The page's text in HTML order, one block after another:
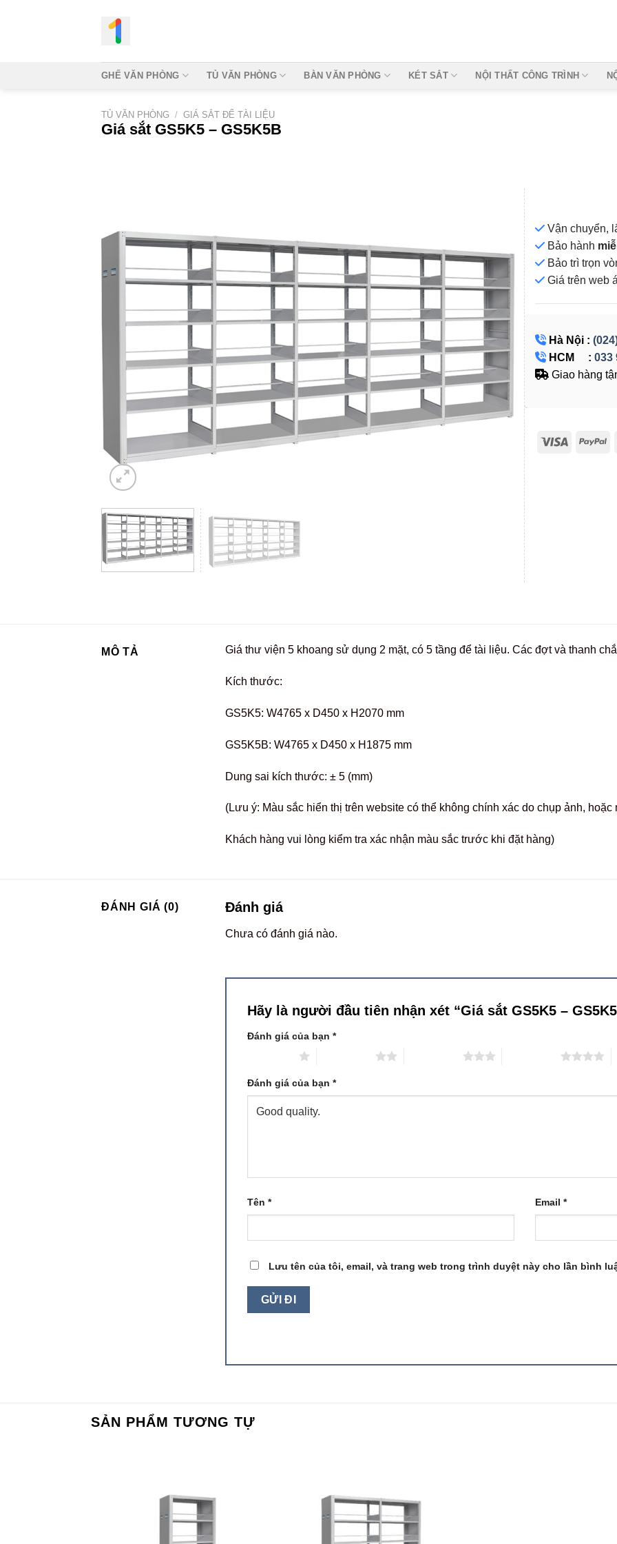
GHẾ VĂN PHÒNG TỦ VĂN PHÒNG BÀN VĂN PHÒNG KÉT SẮT NỘI THẤT CÔNG TRÌNH
TỦ VĂN PHÒNG / GIÁ SẮT ĐỂ TÀI LIỆU
Giá sắt GS5K5 – GS5K5B
Add to
wishlist
Vận chuyển,
Bảo hành
Bảo trì trọn
Giá trên web
Hà Nội :
HCM : 033
Giao hàng
MÔ TẢ Giá thư viện 5 khoang sử dụng 2 mặt, có 5 tầng để tài liệu. Các đợt và thanh
Kích thước:
GS5K5: W4765 x D450 x H2070 mm
GS5K5B: W4765 x D450 x H1875 mm
Dung sai kích thước: ± 5 (mm)
(Lưu ý: Màu sắc hiển thị trên website có thể không chính xác do chụp ảnh, hoặc
Khách hàng vui lòng kiểm tra xác nhận màu sắc trước khi đặt hàng)
ĐÁNH GIÁ (0) Đánh giá
Chưa có đánh giá nào.
Hãy là người đầu tiên nhận xét “Giá sắt GS5K5 –
Đánh giá của bạn *
Đánh giá của bạn *
Tên * Email *
Lưu tên của tôi, email, và trang web trong trình duyệt này cho lần bình
SẢN PHẨM TƯƠNG TỰ
wishlist